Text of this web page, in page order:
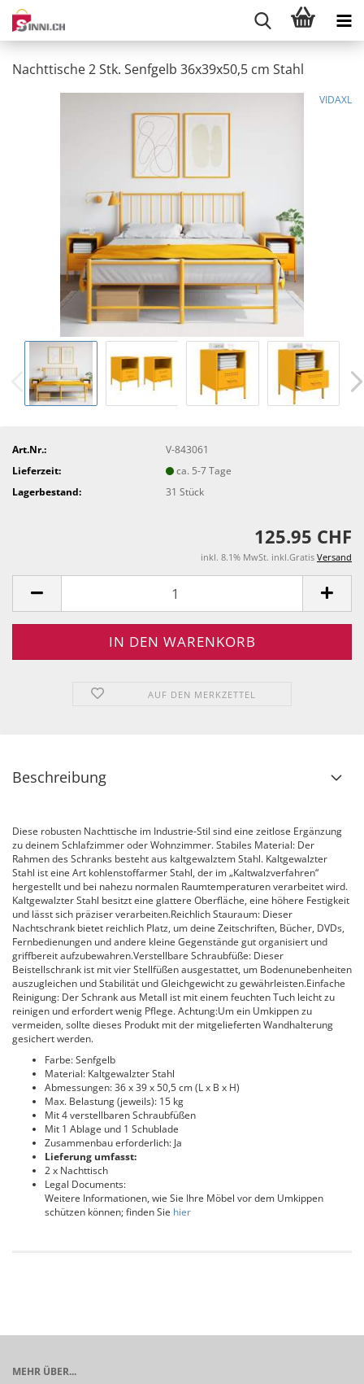
Nachttische 2 Stk. Senfgelb 36x39x50,5 cm Stahl
VIDAXL
Art.Nr.:
V-843061
Lieferzeit:
ca. 5-7 Tage
Lagerbestand:
31Stück
125.95 CHF
inkl. 8.1% MwSt. inkl.Gratis Versand
AUF DEN MERKZETTEL
Beschreibung
Diese robusten Nachttische im Industrie-Stil sind eine zeitlose Ergänzung
zu deinem Schlafzimmer oder Wohnzimmer. Stabiles Material: Der
Rahmen des Schranks besteht aus kaltgewalztem Stahl. Kaltgewalzter
Stahl ist eine Art kohlenstoffarmer Stahl, der im „Kaltwalzverfahren“
hergestellt und bei nahezu normalen Raumtemperaturen verarbeitet wird.
Kaltgewalzter Stahl besitzt eine glattere Oberfläche, eine höhere Festigkeit
und lässt sich präziser verarbeiten.Reichlich Stauraum: Dieser
Nachtschrank bietet reichlich Platz, um deine Zeitschriften, Bücher, DVDs,
Fernbedienungen und andere kleine Gegenstände gut organisiert und
griffbereit aufzubewahren.Verstellbare Schraubfüße: Dieser
Beistellschrank ist mit vier Stellfüßen ausgestattet, um Bodenunebenheiten
auszugleichen und Stabilität und Gleichgewicht zu gewährleisten.Einfache
Reinigung: Der Schrank aus Metall ist mit einem feuchten Tuch leicht zu
reinigen und erfordert wenig Pflege. Achtung:Um ein Umkippen zu
vermeiden, sollte dieses Produkt mit der mitgelieferten Wandhalterung
gesichert werden.
Farbe: Senfgelb
Material: Kaltgewalzter Stahl
Abmessungen: 36 x 39 x 50,5 cm (L x B x H)
Max. Belastung (jeweils): 15 kg
Mit 4 verstellbaren Schraubfüßen
Mit 1 Ablage und 1 Schublade
Zusammenbau erforderlich: Ja
Lieferung umfasst:
2 x Nachttisch
Legal Documents:
Weitere Informationen, wie Sie Ihre Möbel vor dem Umkippen
schützen können; finden Sie hier
MEHR ÜBER...